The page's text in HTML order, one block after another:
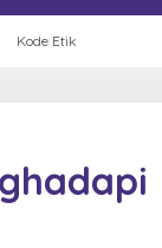
Kode Etik